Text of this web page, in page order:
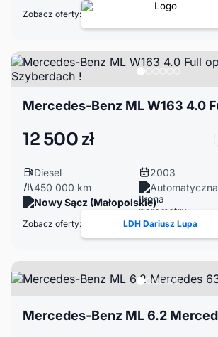
Zobacz oferty:
12 500 zł
Diesel
2003
450 000 km
Automatyczna
Nowy Sącz (Małopolskie)
Zobacz oferty: LDH Dariusz Lupa